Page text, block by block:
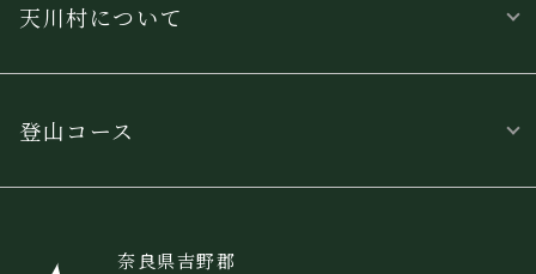
天川村について
登山コース
奈良県吉野郡